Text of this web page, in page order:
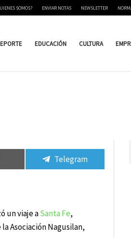
SOMOS? ENVIAR NOTAS NEWSLETTER
EDUCACIÓN CULTURA
en
Telegram
un viaje aSanta Fe,
Asociación Nagusilan,
en